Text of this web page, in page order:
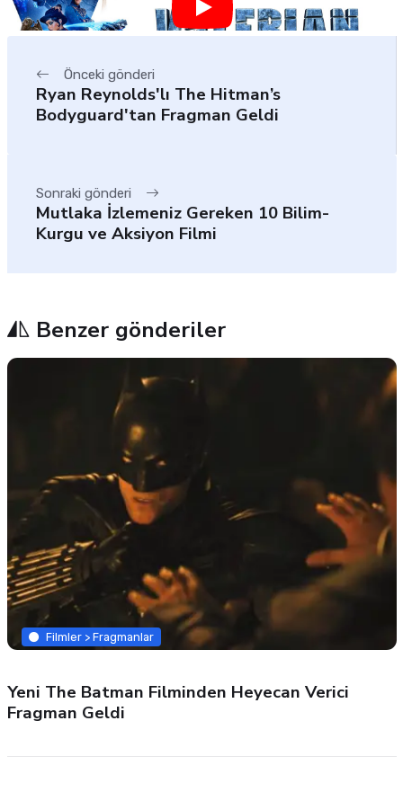
Önceki gönderi
Ryan Reynolds'lı The Hitman’s
Bodyguard'tan Fragman Geldi
Sonraki gönderi
Mutlaka İzlemeniz Gereken 10 Bilim-
Kurgu ve Aksiyon Filmi
Benzer gönderiler
Filmler > Fragmanlar
Yeni The Batman Filminden Heyecan Verici
Fragman Geldi